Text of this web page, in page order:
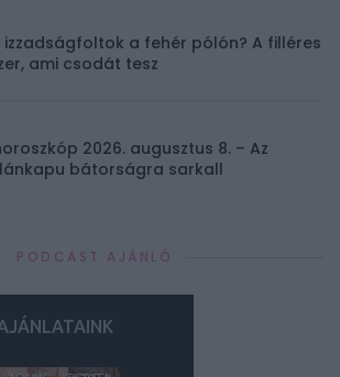
izzadságfoltok a fehér pólón? A filléres
ami csodát tesz
2026. augusztus 8. – Az
bátorságra sarkall
PODCAST AJÁNLÓ